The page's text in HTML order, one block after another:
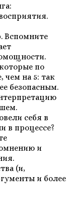
Вспомните
по
чем на 5: так
безопасным.
себя в
в процессе?
и
(и,
и более